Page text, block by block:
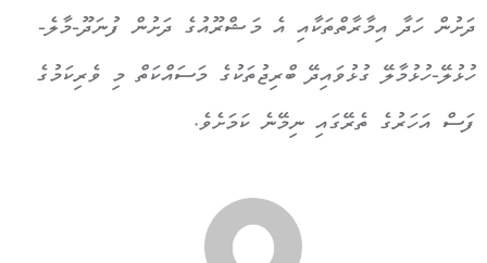
ދަށުން ހަދާ އިމާރާތްތަކާއި އެ މަޝްރޫއުގެ ދަށުން ފުނަދޫ-މާލެ-
ހުޅުލޭ-ހުޅުމާލޭ ގުޅުވައިދޭ ބްރިޖުތަކުގެ މަސައްކަތް މި ވެރިކަމުގެ
ފަސް އަހަރުގެ ތެރޭގައި ނިމޭނެ ކަމަށެވެ.